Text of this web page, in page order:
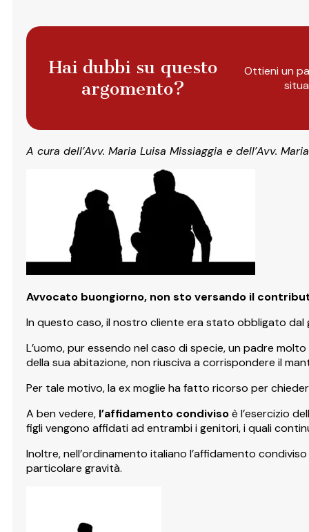
Hai dubbi su questo
argomento?
Ottieni un
A cura dell’Avv. Maria Luisa Missiaggia e dell’Avv.
Avvocato buongiorno, non sto versando il
In questo caso, il nostro cliente era stato obbligato
L’uomo, pur essendo nel caso di specie, un padre
della sua abitazione, non riusciva a corrispondere il
Per tale motivo, la ex moglie ha fatto ricorso per
A ben vedere, l’affidamento condivisoè l’esercizio
figli vengono affidati ad entrambi i genitori, i quali
Inoltre, nell’ordinamento italiano l’affidamento
particolare gravità.